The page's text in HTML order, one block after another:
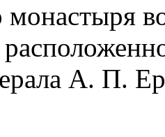
монастыря
А. П.